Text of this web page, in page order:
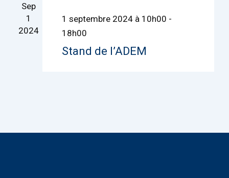
Sep
1
2024
1 septembre 2024 à 10h00 -
18h00
Stand de l’ADEM